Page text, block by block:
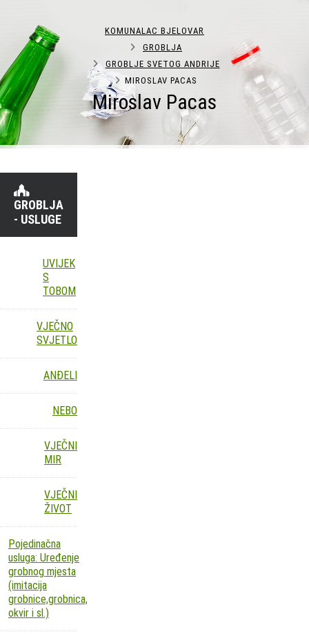
Miroslav Pacas
KOMUNALAC BJELOVAR
GROBLJA
GROBLJE SVETOG ANDRIJE
MIROSLAV PACAS
GROBLJA
- USLUGE
UVIJEK
S
TOBOM
VJEČNO
SVJETLO
ANĐELI
NEBO
VJEČNI
MIR
VJEČNI
ŽIVOT
Pojedinačna
usluga: Uređenje
grobnog mjesta
(imitacija
grobnice,grobnica,
okvir i sl.)